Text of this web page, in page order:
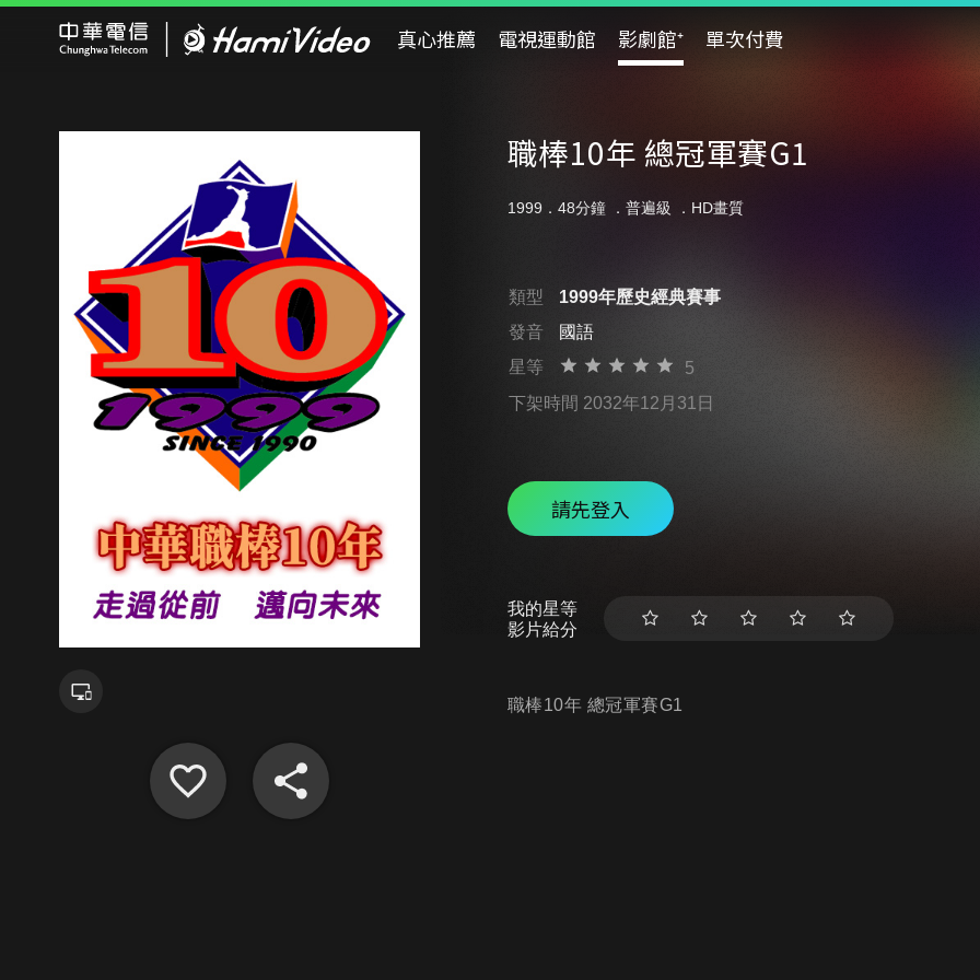
真心推薦 電視運動館 影劇館⁺ 單次付費
職棒10年 總冠軍賽G1
1999．48分鐘 ． 普遍級 ．HD畫質
類型
1999年歷史經典賽事
發音
國語
星等
5
下架時間 2032年12月31日
請先登入
我的星等
影片給分
職棒10年 總冠軍賽G1